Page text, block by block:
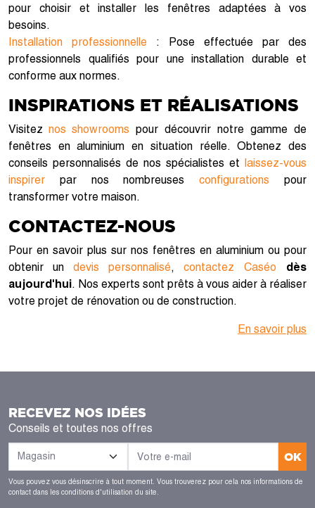
pour choisir et installer les fenêtres adaptées à vos
besoins.
Installation professionnelle : Pose effectuée par des
professionnels qualifiés pour une installation durable et
conforme aux normes.
INSPIRATIONS ET RÉALISATIONS
Visitez nos showrooms pour découvrir notre gamme de
fenêtres en aluminium en situation réelle. Obtenez des
conseils personnalisés de nos spécialistes et laissez-vous
inspirer par nos nombreuses configurations pour
transformer votre maison.
CONTACTEZ-NOUS
Pour en savoir plus sur nos fenêtres en aluminium ou pour
obtenir un devis personnalisé, contactez Caséo dès
aujourd'hui. Nos experts sont prêts à vous aider à réaliser
votre projet de rénovation ou de construction.
En savoir plus
RECEVEZ NOS IDÉES
Conseils et toutes nos offres
OK
Vous pouvez vous désinscrire à tout moment. Vous trouverez pour cela nos informations de
contact dans les conditions d'utilisation du site.